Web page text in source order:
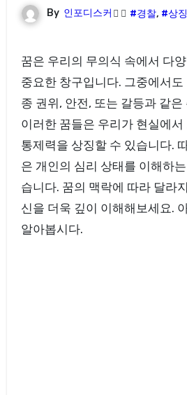
By 인포디스커 #경찰, #상징
꿈은 우리의 무의식 속에서 다양한 감정을 표현하는
중요한 창구입니다. 그중에서
종 권위, 안전, 또는 갈등과 같
이러한 꿈들은 우리가 현실에
통제력을 상징할 수 있습니다.
은 개인의 심리 상태를 이해하
습니다. 꿈의 맥락에 따라 달라
신을 더욱 깊이 이해해보세요.
알아봅시다.